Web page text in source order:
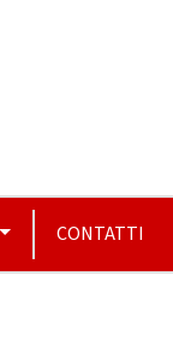
CONTATTI